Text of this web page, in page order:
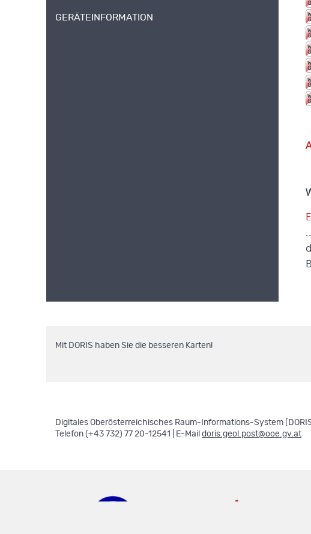
GERÄTEINFORMATION
Mit DORIS haben Sie die besseren Karten!
Digitales Oberösterreichisches Raum-Informations-System
Telefon (+43 732) 77 20-12541 | E-Mail doris.geol.post@ooe.gv.at